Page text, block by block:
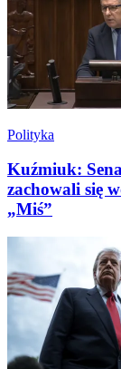
Polityka
Kuźmiuk:
zachowali się
„Miś”